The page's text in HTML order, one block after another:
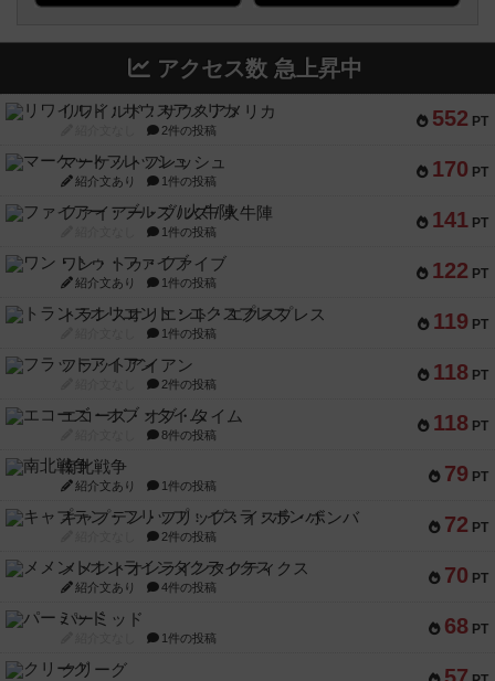
アクセス数 急上昇中
552 PT
リワイルド：サウスアメリカ
2件の投稿
170 PT
マーケットフレッシュ
紹介文あり 1件の投稿
141 PT
ファイアー・ブルズ / 火牛陣
1件の投稿
122 PT
ワン・トゥ・ファイブ
紹介文あり 1件の投稿
119 PT
トランスオリエント・エクスプレス
1件の投稿
118 PT
フラットアイアン
2件の投稿
118 PT
エコーズ・オブ・タイム
8件の投稿
79 PT
南北戦争
紹介文あり 1件の投稿
72 PT
キャプテン・フリップ：イスラ・ボンバ
2件の投稿
70 PT
メメントオンラインタクティクス
紹介文あり 4件の投稿
68 PT
パーミッド
1件の投稿
クリーグ